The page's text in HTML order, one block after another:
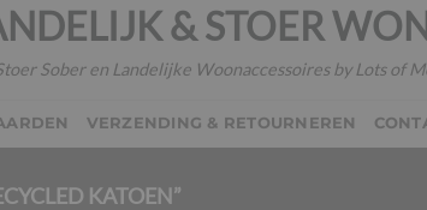
& STOER
Sober en Landelijke Woonaccessoires by Lots of
VERZENDING & RETOURNEREN
KATOEN”